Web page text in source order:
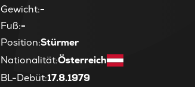
Gewicht:-
Fuß:-
Position:Stürmer
Nationalität:Österreich
BL-Debüt:17.8.1979